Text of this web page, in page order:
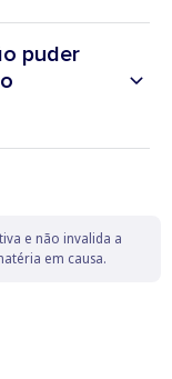
puder
e não invalida a
em causa.